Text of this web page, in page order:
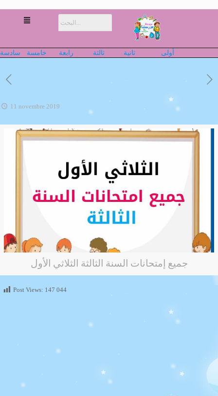
أولى ثانية ثالثة رابعة خامسة سادسة
11 novembre 2019
جميع إمتحانات السنة الثالثة الثلاثي الأول
Post Views: 147 044